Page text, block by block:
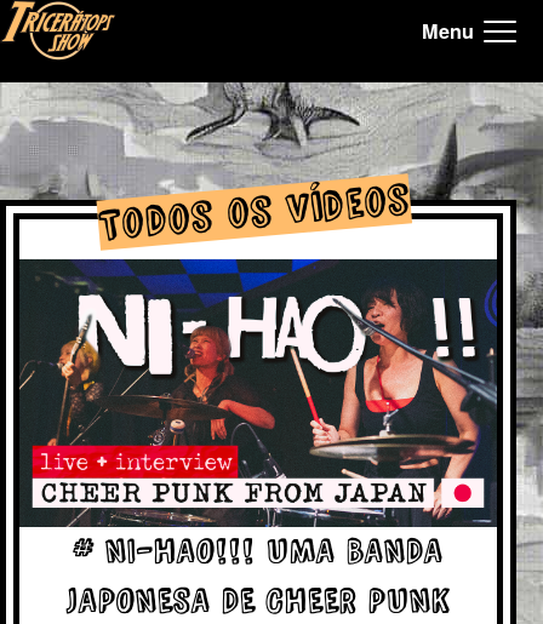
Tricerátops Show, Homepage
Menu
Todos os Vídeos
# NI-HAO!!! UMA BANDA
JAPONESA DE CHEER PUNK